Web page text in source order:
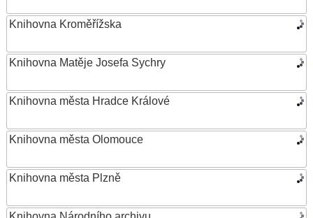
Knihovna Kroměřížska
Knihovna Matěje Josefa Sychry
Knihovna města Hradce Králové
Knihovna města Olomouce
Knihovna města Plzně